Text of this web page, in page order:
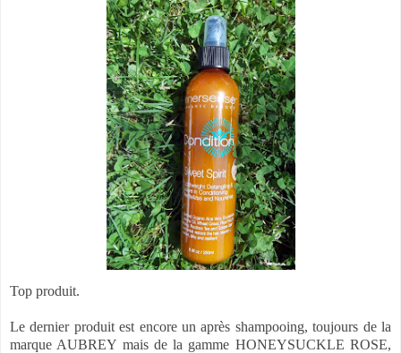
Top produit.
Le dernier produit est encore un après shampooing, toujours de la
marque AUBREY mais de la gamme HONEYSUCKLE ROSE,